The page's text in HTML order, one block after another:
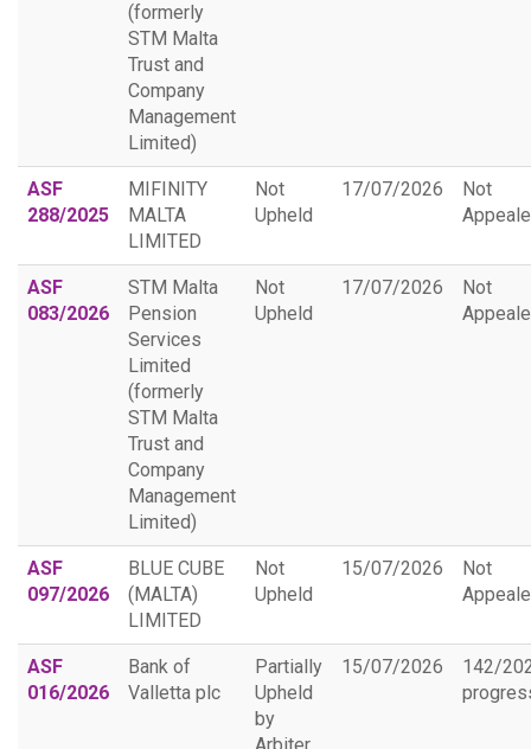
(formerly
STM Malta
Trust and
Company
Management
Limited)
ASF
288/2025
MIFINITY
MALTA
LIMITED
Not
Upheld
17/07/2026
Not
ASF
083/2026
STM Malta
Pension
Services
Limited
(formerly
STM Malta
Trust and
Company
Management
Limited)
Not
Upheld
17/07/2026
Not
ASF
097/2026
BLUE CUBE
(MALTA)
LIMITED
Not
Upheld
15/07/2026
Not
ASF
016/2026
Bank of
Valletta plc
Partially
Upheld
by
15/07/2026
142/